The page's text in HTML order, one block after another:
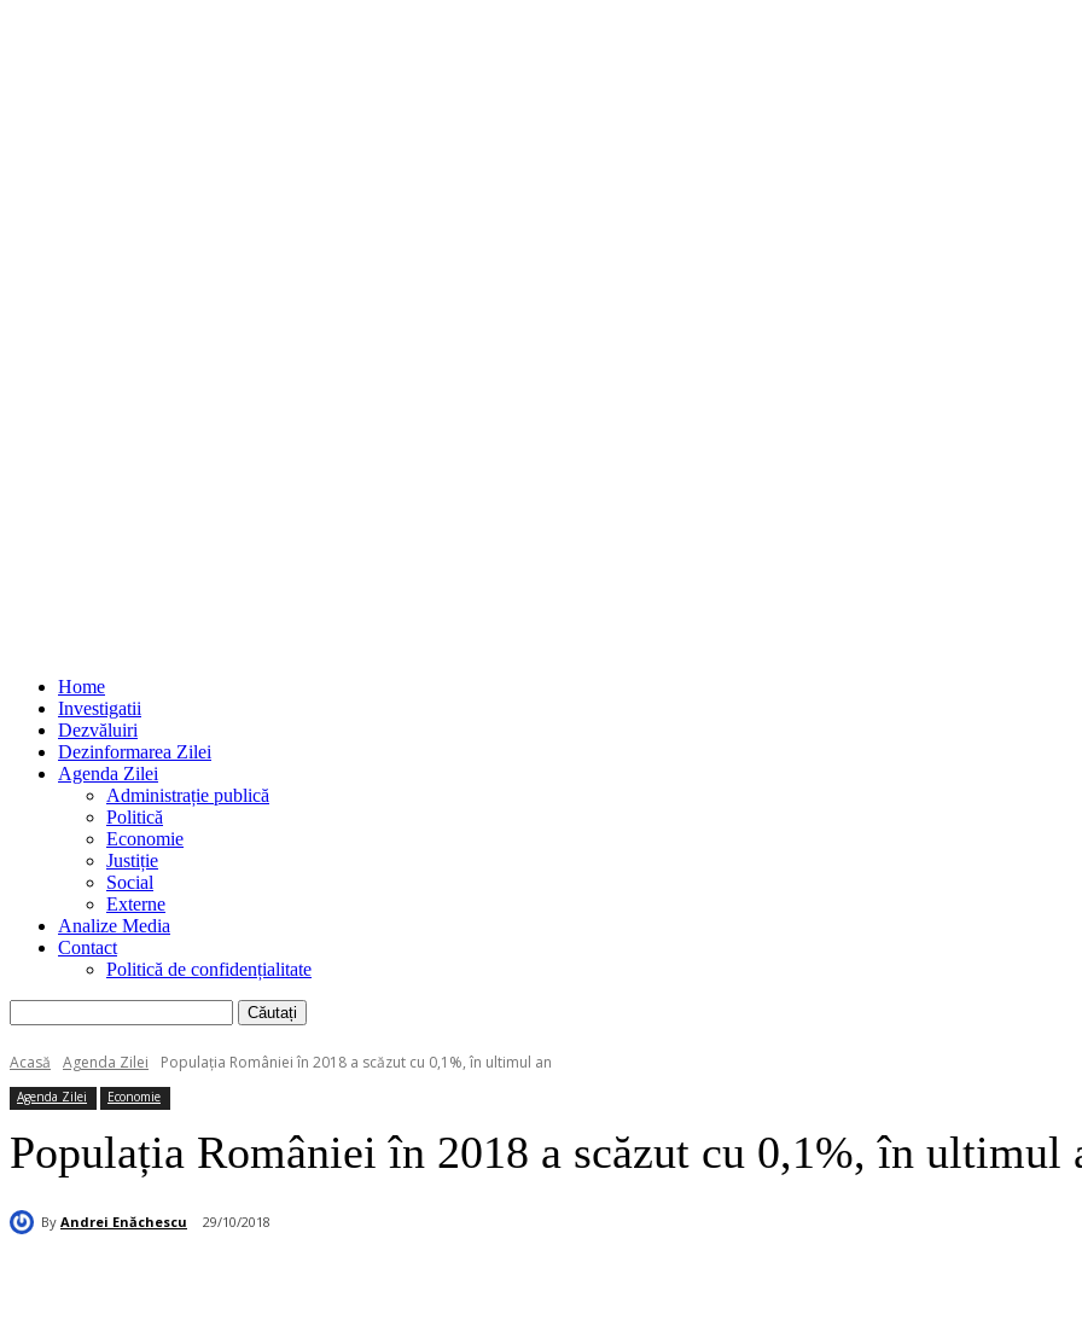
Home
Investigatii
Dezvăluiri
Dezinformarea Zilei
Agenda Zilei
Administrație publică
Politică
Economie
Justiție
Social
Externe
Analize Media
Contact
Politică de confidențialitate
Acasă Agenda Zilei Populația României în 2018 a scăzut cu 0,1%, în ultimul an
Agenda Zilei Economie
Populația României în 2018 a scăzut cu 0,1%, în ultimul
By Andrei Enăchescu 29/10/2018